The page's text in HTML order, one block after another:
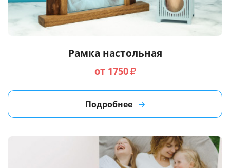
Рамка настольная
от 1750₽
Подробнее